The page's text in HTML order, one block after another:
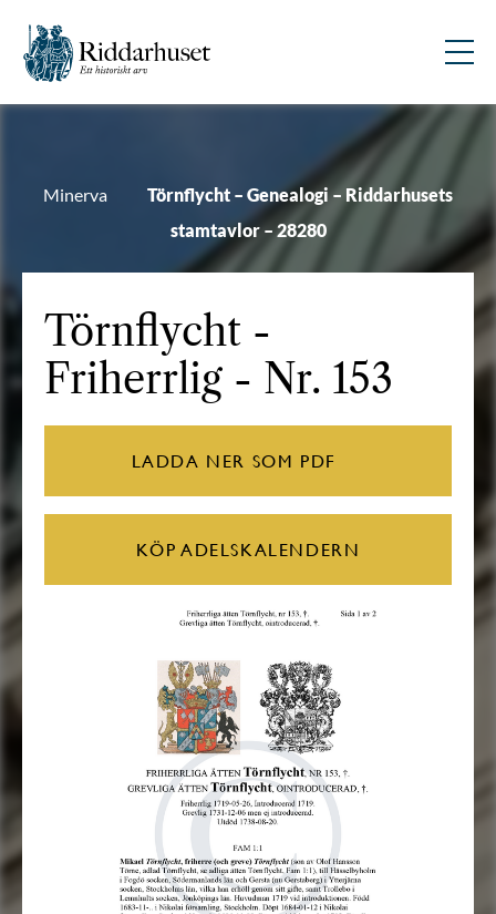
Minerva
Törnflycht – Genealogi – Riddarhusets
stamtavlor – 28280
Törnflycht -
Friherrlig - Nr. 153
LADDA NER SOM PDF
KÖP ADELSKALENDERN